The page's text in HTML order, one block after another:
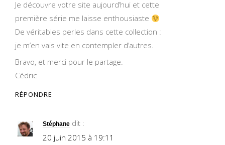
Je découvre votre site aujourd’hui et cette
première série me laisse enthousiaste
De véritables perles dans cette collection :
je m’en vais vite en contempler d’autres.
Bravo, et merci pour le partage.
Cédric
RÉPONDRE
Stéphane dit :
20 juin 2015 à 19:11